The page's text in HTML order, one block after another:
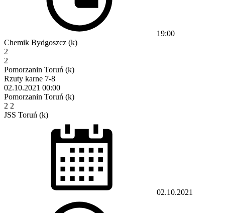
19:00
Chemik Bydgoszcz (k)
2
2
Pomorzanin Toruń (k)
Rzuty karne 7-8
02.10.2021 00:00
Pomorzanin Toruń (k)
2 2
JSS Toruń (k)
02.10.2021